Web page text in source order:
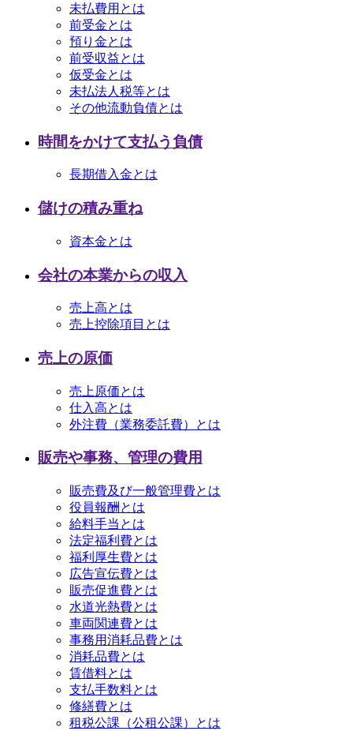
未払費用とは
前受金とは
預り金とは
前受収益とは
仮受金とは
未払法人税等とは
その他流動負債とは
時間をかけて支払う負債
長期借入金とは
儲けの積み重ね
資本金とは
会社の本業からの収入
売上高とは
売上控除項目とは
売上の原価
売上原価とは
仕入高とは
外注費（業務委託費）とは
販売や事務、管理の費用
販売費及び一般管理費とは
役員報酬とは
給料手当とは
法定福利費とは
福利厚生費とは
広告宣伝費とは
販売促進費とは
水道光熱費とは
車両関連費とは
事務用消耗品費とは
消耗品費とは
賃借料とは
支払手数料とは
修繕費とは
租税公課（公租公課）とは